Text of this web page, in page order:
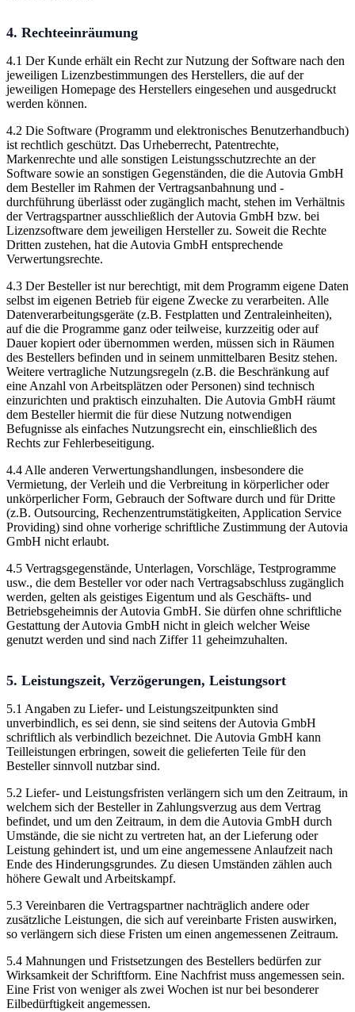
4. Rechteeinräumung
4.1 Der Kunde erhält ein Recht zur Nutzung der Software nach den
jeweiligen Lizenzbestimmungen des Herstellers, die auf der
jeweiligen Homepage des Herstellers eingesehen und ausgedruckt
werden können.
4.2 Die Software (Programm und elektronisches Benutzerhandbuch)
ist rechtlich geschützt. Das Urheberrecht, Patentrechte,
Markenrechte und alle sonstigen Leistungsschutzrechte an der
Software sowie an sonstigen Gegenständen, die die Autovia GmbH
dem Besteller im Rahmen der Vertragsanbahnung und -
durchführung überlässt oder zugänglich macht, stehen im Verhältnis
der Vertragspartner ausschließlich der Autovia GmbH bzw. bei
Lizenzsoftware dem jeweiligen Hersteller zu. Soweit die Rechte
Dritten zustehen, hat die Autovia GmbH entsprechende
Verwertungsrechte.
4.3 Der Besteller ist nur berechtigt, mit dem Programm eigene Daten
selbst im eigenen Betrieb für eigene Zwecke zu verarbeiten. Alle
Datenverarbeitungsgeräte (z.B. Festplatten und Zentraleinheiten),
auf die die Programme ganz oder teilweise, kurzzeitig oder auf
Dauer kopiert oder übernommen werden, müssen sich in Räumen
des Bestellers befinden und in seinem unmittelbaren Besitz stehen.
Weitere vertragliche Nutzungsregeln (z.B. die Beschränkung auf
eine Anzahl von Arbeitsplätzen oder Personen) sind technisch
einzurichten und praktisch einzuhalten. Die Autovia GmbH räumt
dem Besteller hiermit die für diese Nutzung notwendigen
Befugnisse als einfaches Nutzungsrecht ein, einschließlich des
Rechts zur Fehlerbeseitigung.
4.4 Alle anderen Verwertungshandlungen, insbesondere die
Vermietung, der Verleih und die Verbreitung in körperlicher oder
unkörperlicher Form, Gebrauch der Software durch und für Dritte
(z.B. Outsourcing, Rechenzentrumstätigkeiten, Application Service
Providing) sind ohne vorherige schriftliche Zustimmung der Autovia
GmbH nicht erlaubt.
4.5 Vertragsgegenstände, Unterlagen, Vorschläge, Testprogramme
usw., die dem Besteller vor oder nach Vertragsabschluss zugänglich
werden, gelten als geistiges Eigentum und als Geschäfts- und
Betriebsgeheimnis der Autovia GmbH. Sie dürfen ohne schriftliche
Gestattung der Autovia GmbH nicht in gleich welcher Weise
genutzt werden und sind nach Ziffer 11 geheimzuhalten.
5. Leistungszeit, Verzögerungen, Leistungsort
5.1 Angaben zu Liefer- und Leistungszeitpunkten sind
unverbindlich, es sei denn, sie sind seitens der Autovia GmbH
schriftlich als verbindlich bezeichnet. Die Autovia GmbH kann
Teilleistungen erbringen, soweit die gelieferten Teile für den
Besteller sinnvoll nutzbar sind.
5.2 Liefer- und Leistungsfristen verlängern sich um den Zeitraum, in
welchem sich der Besteller in Zahlungsverzug aus dem Vertrag
befindet, und um den Zeitraum, in dem die Autovia GmbH durch
Umstände, die sie nicht zu vertreten hat, an der Lieferung oder
Leistung gehindert ist, und um eine angemessene Anlaufzeit nach
Ende des Hinderungsgrundes. Zu diesen Umständen zählen auch
höhere Gewalt und Arbeitskampf.
5.3 Vereinbaren die Vertragspartner nachträglich andere oder
zusätzliche Leistungen, die sich auf vereinbarte Fristen auswirken,
so verlängern sich diese Fristen um einen angemessenen Zeitraum.
5.4 Mahnungen und Fristsetzungen des Bestellers bedürfen zur
Wirksamkeit der Schriftform. Eine Nachfrist muss angemessen sein.
Eine Frist von weniger als zwei Wochen ist nur bei besonderer
Eilbedürftigkeit angemessen.